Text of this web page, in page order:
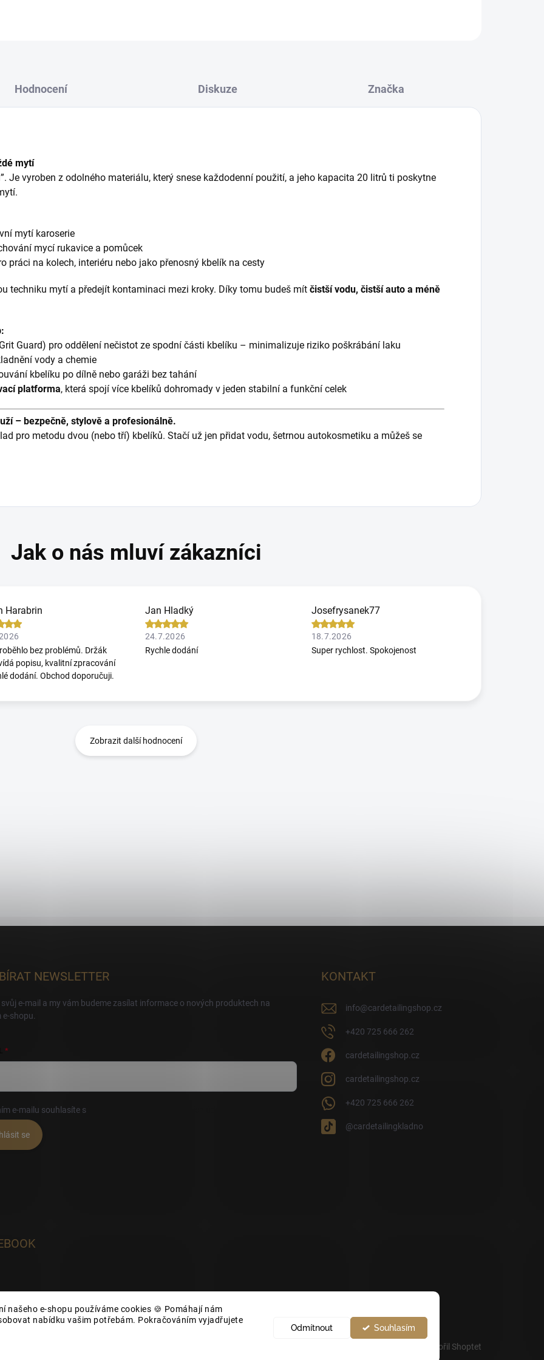
našeho e-shopu používáme cookies 🍪 Pomáhají nám
nabídku vašim potřebám. Pokračováním vyjadřujete
Odmítnout Souhlasím
Hodnocení Diskuze Značka
mytí
Je vyroben z odolného materiálu, který snese každodenní použití, a jeho kapacita 20 litrů ti poskytne
mytí karoserie
mycí rukavice a pomůcek
práci na kolech, interiéru nebo jako přenosný kbelík na cesty
techniku mytí a předejít kontaminaci mezi kroky. Díky tomu budeš mít čistší vodu, čistší auto a méně
Guard) pro oddělení nečistot ze spodní části kbelíku – minimalizuje riziko poškrábání laku
vody a chemie
kbelíku po dílně nebo garáži bez tahání
platforma, která spojí více kbelíků dohromady v jeden stabilní a funkční celek
– bezpečně, stylově a profesionálně.
pro metodu dvou (nebo tří) kbelíků. Stačí už jen přidat vodu, šetrnou autokosmetiku a můžeš se
Harabrin
bez problémů. Držák
popisu, kvalitní zpracování
dodání. Obchod doporučuji.
Jan Hladký
24.7.2026
Rychle dodání
Josefrysanek77
18.7.2026
Super rychlost. Spokojenost
Zobrazit další hodnocení
NEWSLETTER
e-mail a my vám budeme zasílat informace o nových produktech na
e-shopu.
e-mailu souhlasíte s
se
KONTAKT
info@cardetailingshop.cz
+420 725 666 262
cardetailingshop.cz
cardetailingshop.cz
+420 725 666 262
@cardetailingkladno
Vytvořil Shoptet